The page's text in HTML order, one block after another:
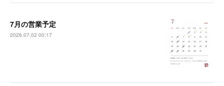
7月の営業予定
2026.07.02 00:17